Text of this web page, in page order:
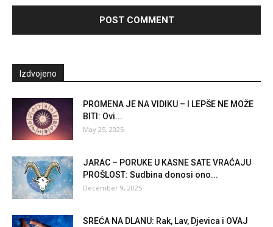
Izdvojeno
PROMENA JE NA VIDIKU – I LEPŠE NE MOŽE
BITI: Ovi...
May 25, 2025
JARAC – PORUKE U KASNE SATE VRAĆAJU
PROŠLOST: Sudbina donosi ono...
December 9, 2025
SREĆA NA DLANU: Rak, Lav, Djevica i OVAJ